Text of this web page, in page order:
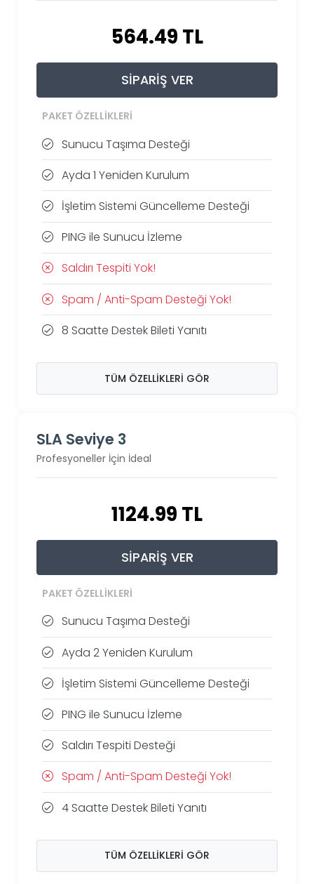
564.49 TL
SIPARIŞ VER
PAKET ÖZELLIKLERI
Sunucu Taşıma Desteği
Ayda 1 Yeniden Kurulum
İşletim Sistemi Güncelleme Desteği
PING ile Sunucu İzleme
Saldırı Tespiti Yok!
Spam / Anti-Spam Desteği Yok!
8 Saatte Destek Bileti Yanıtı
TÜM ÖZELLIKLERI GÖR
SLA Seviye 3
Profesyoneller İçin İdeal
1124.99 TL
SIPARIŞ VER
PAKET ÖZELLIKLERI
Sunucu Taşıma Desteği
Ayda 2 Yeniden Kurulum
İşletim Sistemi Güncelleme Desteği
PING ile Sunucu İzleme
Saldırı Tespiti Desteği
Spam / Anti-Spam Desteği Yok!
4 Saatte Destek Bileti Yanıtı
TÜM ÖZELLIKLERI GÖR